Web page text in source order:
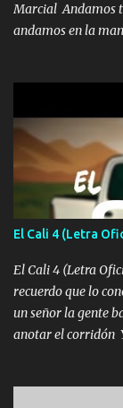
Marcial Andamos
andamos en la
coronamos Se
Un gallardo me
tranquilizando
los versos que voy
se atora Pero
aunque ustedes
echarle chingazos
El Cali 4 (Letra
El Cali 4 (Letra
recuerdo que lo
un señor la gente
anotar el corridón